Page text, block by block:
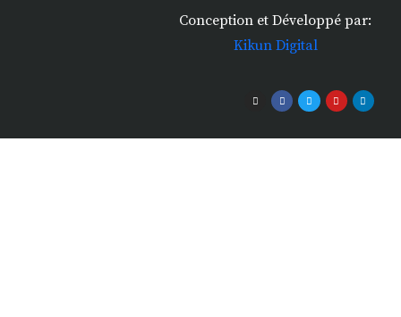
Conception et Développé par:
Kikun Digital